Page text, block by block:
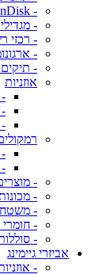
- SanDisk
-
- רכזי
-
-
אוזניות
-
-
-
-
-
-
-
- חומרי
-
אביזרי גיימינג
-